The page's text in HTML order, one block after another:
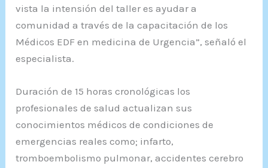
vista la intensión del taller es ayudar a
comunidad a través de la capacitación de los
Médicos EDF en medicina de Urgencia”, señaló el
especialista.
Duración de 15 horas cronológicas los
profesionales de salud actualizan sus
conocimientos médicos de condiciones de
emergencias reales como; infarto,
tromboembolismo pulmonar, accidentes cerebro